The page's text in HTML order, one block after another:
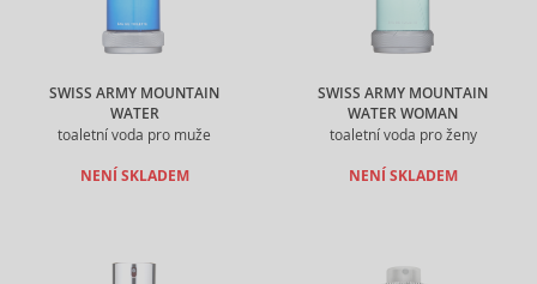
SWISS ARMY MOUNTAIN
WATER
toaletní voda pro muže
NENÍ SKLADEM
SWISS ARMY MOUNTAIN
WATER WOMAN
toaletní voda pro ženy
NENÍ SKLADEM